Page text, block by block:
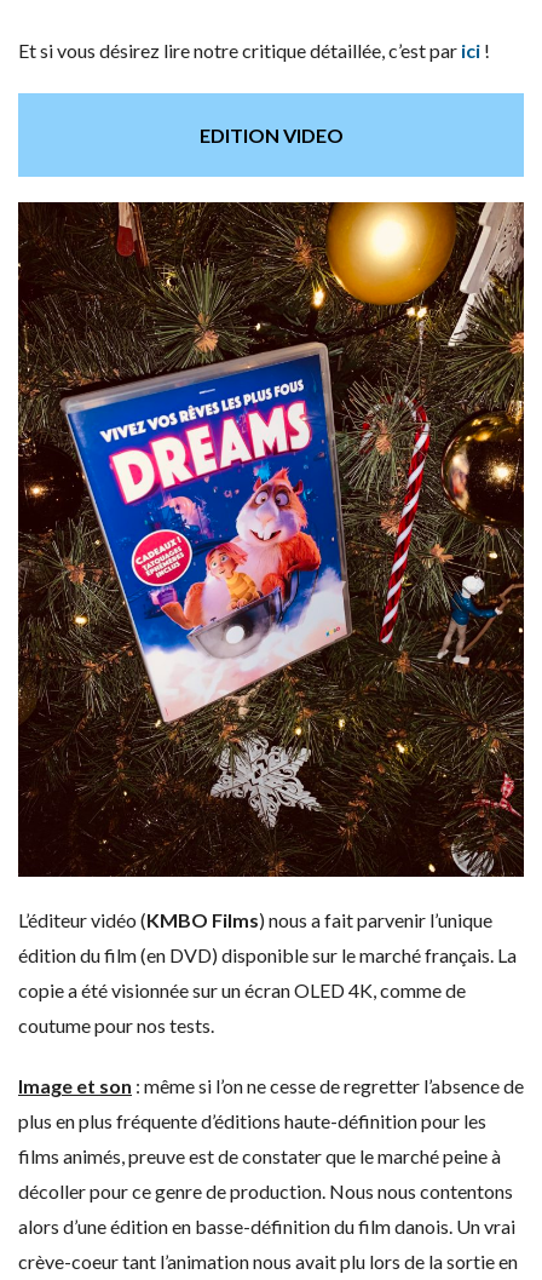
Et si vous désirez lire notre critique détaillée, c’est par ici !
EDITION VIDEO
L’éditeur vidéo (KMBO Films) nous a fait parvenir l’unique
édition du film (en DVD) disponible sur le marché français. La
copie a été visionnée sur un écran OLED 4K, comme de
coutume pour nos tests.
Image et son : même si l’on ne cesse de regretter l’absence de
plus en plus fréquente d’éditions haute-définition pour les
films animés, preuve est de constater que le marché peine à
décoller pour ce genre de production. Nous nous contentons
alors d’une édition en basse-définition du film danois. Un vrai
crève-coeur tant l’animation nous avait plu lors de la sortie en